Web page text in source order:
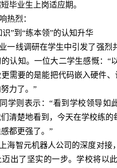
毕业生上岗适应期。
热烈：
识”到“练本领”的认知升华
一线调研在学生中引发了强烈
认知。一位大二学生感慨：“
需要的是能把代码嵌入硬件
力了。”
学则表示：“看到学校领导如
清楚地看到，今天在学校练
都更强了。”
海智元机器人公司的深度对接
迈出了坚实的一步。学校将